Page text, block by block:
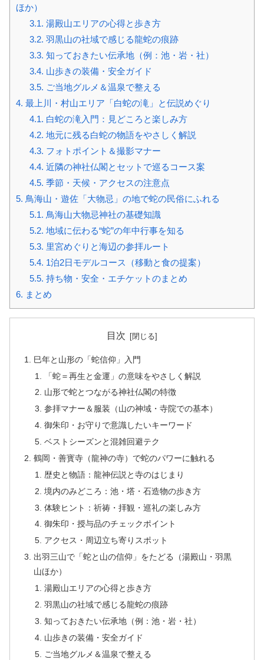
ほか）
3.1. 湯殿山エリアの心得と歩き方
3.2. 羽黒山の社域で感じる龍蛇の痕跡
3.3. 知っておきたい伝承地（例：池・岩・社）
3.4. 山歩きの装備・安全ガイド
3.5. ご当地グルメ＆温泉で整える
4. 最上川・村山エリア「白蛇の滝」と伝説めぐり
4.1. 白蛇の滝入門：見どころと楽しみ方
4.2. 地元に残る白蛇の物語をやさしく解説
4.3. フォトポイント＆撮影マナー
4.4. 近隣の神社仏閣とセットで巡るコース案
4.5. 季節・天候・アクセスの注意点
5. 鳥海山・遊佐「大物忌」の地で蛇の民俗にふれる
5.1. 鳥海山大物忌神社の基礎知識
5.2. 地域に伝わる“蛇”の年中行事を知る
5.3. 里宮めぐりと海辺の参拝ルート
5.4. 1泊2日モデルコース（移動と食の提案）
5.5. 持ち物・安全・エチケットのまとめ
6. まとめ
目次
巳年と山形の「蛇信仰」入門
「蛇＝再生と金運」の意味をやさしく解説
山形で蛇とつながる神社仏閣の特徴
参拝マナー＆服装（山の神域・寺院での基本）
御朱印・お守りで意識したいキーワード
ベストシーズンと混雑回避テク
鶴岡・善寳寺（龍神の寺）で蛇のパワーに触れる
歴史と物語：龍神伝説と寺のはじまり
境内のみどころ：池・塔・石造物の歩き方
体験ヒント：祈祷・拝観・巡礼の楽しみ方
御朱印・授与品のチェックポイント
アクセス・周辺立ち寄りスポット
出羽三山で「蛇と山の信仰」をたどる（湯殿山・羽黒
山ほか）
湯殿山エリアの心得と歩き方
羽黒山の社域で感じる龍蛇の痕跡
知っておきたい伝承地（例：池・岩・社）
山歩きの装備・安全ガイド
ご当地グルメ＆温泉で整える